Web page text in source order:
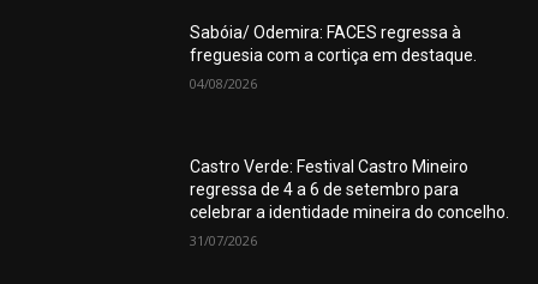
Sabóia/ Odemira: FACES regressa à
freguesia com a cortiça em destaque.
04/08/2026
Castro Verde: Festival Castro Mineiro
regressa de 4 a 6 de setembro para
celebrar a identidade mineira do concelho.
31/07/2026